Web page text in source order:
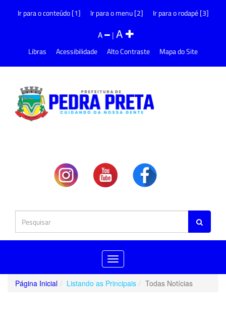
Ir para o conteúdo [1] Ir para o menu [2] Ir para o rodapé [3]
A |A
Libras Acessibilidade Alto Contraste Mapa do Site
Toggle
navigation
Página Inicial
Listando as Principais Todas Notícias